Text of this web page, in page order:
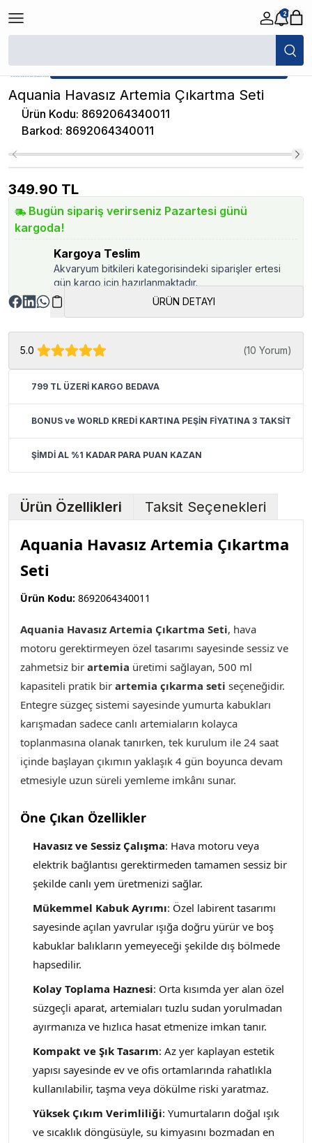
2
/ Aquania Havasız Artemia Çıkartma Seti
★ Atakan Petshop, Diğer yetkili satıcısıdır.
Aquania Havasız Artemia Çıkartma Seti
Ürün Kodu: 8692064340011
Barkod: 8692064340011
349.90 TL
Bugün sipariş verirseniz Pazartesi günü
kargoda!
Kargoya Teslim
Akvaryum bitkileri kategorisindeki siparişler ertesi
gün kargo için hazırlanmaktadır.
ÜRÜN DETAYI
5.0 (10 Yorum)
799 TL ÜZERİ KARGO BEDAVA
BONUS ve WORLD KREDİ KARTINA PEŞİN FİYATINA 3 TAKSİT
ŞİMDİ AL %1 KADAR PARA PUAN KAZAN
Ürün Özellikleri Taksit Seçenekleri
Aquania Havasız Artemia Çıkartma
Seti
Ürün Kodu: 8692064340011
Aquania Havasız Artemia Çıkartma Seti, hava
motoru gerektirmeyen özel tasarımı sayesinde sessiz ve
zahmetsiz bir artemia üretimi sağlayan, 500 ml
kapasiteli pratik bir artemia çıkarma seti seçeneğidir.
Entegre süzgeç sistemi sayesinde yumurta kabukları
karışmadan sadece canlı artemiaların kolayca
toplanmasına olanak tanırken, tek kurulum ile 24 saat
içinde başlayan çıkımın yaklaşık 4 gün boyunca devam
etmesiyle uzun süreli yemleme imkânı sunar.
Öne Çıkan Özellikler
Havasız ve Sessiz Çalışma: Hava motoru veya
elektrik bağlantısı gerektirmeden tamamen sessiz bir
şekilde canlı yem üretmenizi sağlar.
Mükemmel Kabuk Ayrımı: Özel labirent tasarımı
sayesinde açılan yavrular ışığa doğru yürür ve boş
kabuklar balıkların yemeyeceği şekilde dış bölmede
hapsedilir.
Kolay Toplama Haznesi: Orta kısımda yer alan özel
süzgeçli aparat, artemiaları tuzlu sudan yorulmadan
ayırmanıza ve hızlıca hasat etmenize imkan tanır.
Kompakt ve Şık Tasarım: Az yer kaplayan estetik
yapısı sayesinde ev ve ofis ortamlarında rahatlıkla
kullanılabilir, taşma veya dökülme riski yaratmaz.
Yüksek Çıkım Verimliliği: Yumurtaların doğal ışık
ve sıcaklık döngüsüyle, su kimyasını bozmadan en